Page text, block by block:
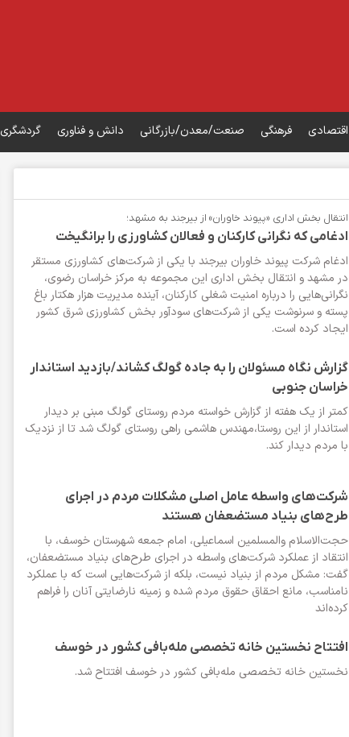
اقتصادی فرهنگی صنعت/معدن/بازرگانی دانش و فناوری گردشگری
انتقال بخش اداری «پیوند خاوران» از بیرجند به مشهد؛
ادغامی که نگرانی کارکنان و فعالان کشاورزی را برانگیخت
ادغام شرکت پیوند خاوران بیرجند با یکی از شرکت‌های کشاورزی مستقر
در مشهد و انتقال بخش اداری این مجموعه به مرکز خراسان رضوی،
نگرانی‌هایی را درباره امنیت شغلی کارکنان، آینده مدیریت هزار هکتار باغ
پسته و سرنوشت یکی از شرکت‌های سودآور بخش کشاورزی شرق کشور
ایجاد کرده است.
گزارش نگاه مسئولان را به جاده گولگ کشاند/بازدید استاندار
خراسان جنوبی
کمتر از یک هفته از گزارش خواسته مردم روستای گولگ مبنی بر دیدار
استاندار از این روستا،مهندس هاشمی راهی روستای گولگ شد تا از نزدیک
با مردم دیدار کند.
شرکت‌های واسطه عامل اصلی مشکلات مردم در اجرای
طرح‌های بنیاد مستضعفان هستند
حجت‌الاسلام والمسلمین اسماعیلی، امام جمعه شهرستان خوسف، با
انتقاد از عملکرد شرکت‌های واسطه در اجرای طرح‌های بنیاد مستضعفان،
گفت: مشکل مردم از بنیاد نیست، بلکه از شرکت‌هایی است که با عملکرد
نامناسب، مانع احقاق حقوق مردم شده و زمینه نارضایتی آنان را فراهم
کرده‌اند
افتتاح نخستین خانه تخصصی مله‌بافی کشور در خوسف
نخستین خانه تخصصی مله‌بافی کشور در خوسف افتتاح شد.